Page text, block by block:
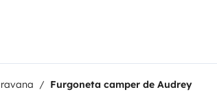
Furgoneta camper de Audrey